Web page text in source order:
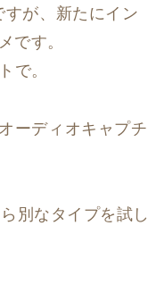
が、新たにイン
です。
で。
ーディオキャプチ
別なタイプを試し